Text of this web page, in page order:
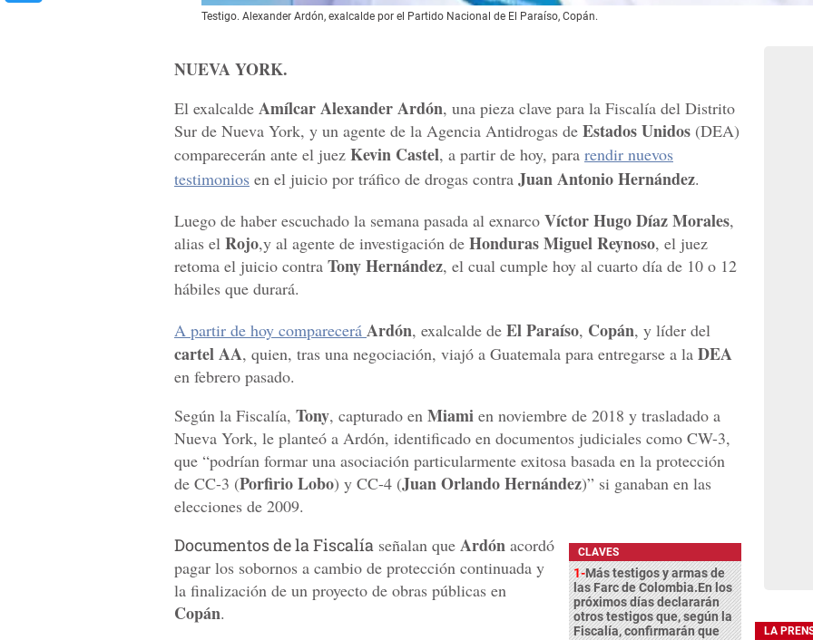
Testigo. Alexander Ardón, exalcalde por el Partido Nacional de El Paraíso, Copán.
NUEVA YORK.
El exalcalde Amílcar Alexander Ardón, una pieza clave para la Fiscalía del Distrito
Sur de Nueva York, y un agente de la Agencia Antidrogas de Estados Unidos (DEA)
comparecerán ante el juez Kevin Castel, a partir de hoy, para rendir nuevos
testimonios en el juicio por tráfico de drogas contra Juan Antonio Hernández.
Luego de haber escuchado la semana pasada al exnarco Víctor Hugo Díaz Morales,
alias el Rojo,y al agente de investigación de HondurasMiguel Reynoso, el juez
retoma el juicio contra Tony Hernández, el cual cumple hoy al cuarto día de 10 o 12
hábiles que durará.
A partir de hoy comparecerá Ardón, exalcalde de El Paraíso, Copán, y líder del
cartel AA, quien, tras una negociación, viajó a Guatemala para entregarse a la DEA
en febrero pasado.
Según la Fiscalía, Tony, capturado en Miami en noviembre de 2018 y trasladado a
Nueva York, le planteó a Ardón, identificado en documentos judiciales como CW-3,
que “podrían formar una asociación particularmente exitosa basada en la protección
de CC-3 (Porfirio Lobo) y CC-4 (Juan Orlando Hernández)” si ganaban en las
elecciones de 2009.
CLAVES
1-Más testigos y armas de
las Farc de Colombia.En los
próximos días declararán
otros testigos que, según la
Fiscalía, confirmarán que
Documentos de la Fiscalía señalan que Ardón acordó
pagar los sobornos a cambio de protección continuada y
la finalización de un proyecto de obras públicas en
Copán.
LA